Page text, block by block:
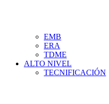
EMB
ERA
TDME
ALTO NIVEL
TECNIFICACIÓN